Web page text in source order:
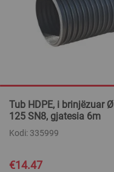
Tub HDPE, i brinjëzuar Ø
125 SN8, gjatesia 6m
Kodi: 335999
€14.47